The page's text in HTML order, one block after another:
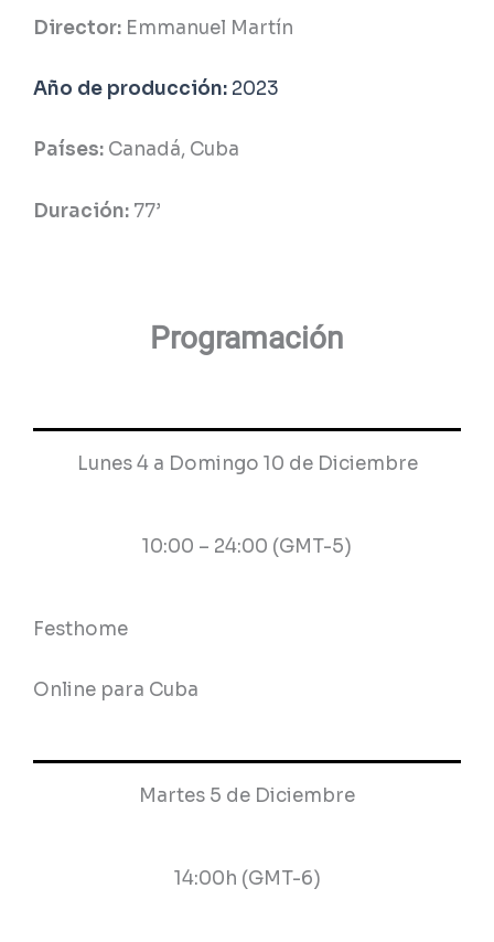
Director: Emmanuel Martín
Año de producción: 2023
Países: Canadá, Cuba
Duración: 77’
Programación
Lunes 4 a Domingo 10 de Diciembre
10:00 – 24:00 (GMT-5)
Festhome
Online para Cuba
Martes 5 de Diciembre
14:00h (GMT-6)